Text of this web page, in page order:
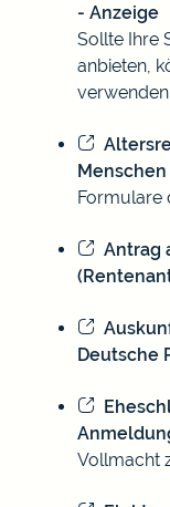
- Anzeige
Sollte Ihre
anbieten,
verwenden.
Menschen
Formulare
Antrag
Deutsche
Vollmacht